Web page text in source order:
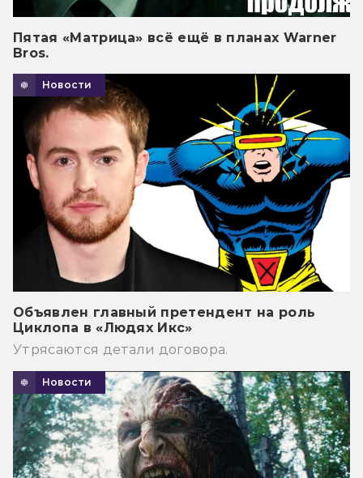
Пятая «Матрица» всё ещё в планах Warner
Bros.
Новости
Объявлен главный претендент на роль
Циклопа в «Людях Икс»
Утрясаются детали договора.
Новости